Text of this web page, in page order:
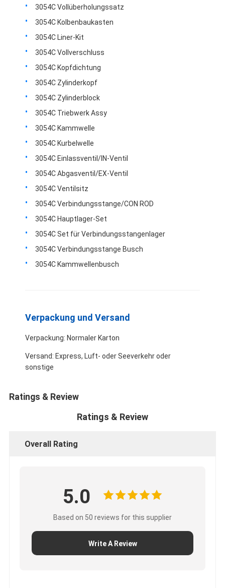
CUMMINS-Motorteile
Teile für John Deere-Motoren
DOOSAN Motorteile
EG VOLVO Motorteile
Isuzu Engine Parts
Hino-Motorteile
YANMAR Motorteile
weichai Maschinenteile
Perkins-Motorteile
3054C Vollüberholungssatz
3054C Kolbenbaukasten
3054C Liner-Kit
3054C Vollverschluss
3054C Kopfdichtung
3054C Zylinderkopf
3054C Zylinderblock
3054C Triebwerk Assy
3054C Kammwelle
3054C Kurbelwelle
3054C Einlassventil/IN-Ventil
3054C Abgasventil/EX-Ventil
3054C Ventilsitz
3054C Verbindungsstange/CON ROD
3054C Hauptlager-Set
3054C Set für Verbindungsstangenlager
3054C Verbindungsstange Busch
3054C Kammwellenbusch
Verpackung und Versand
Verpackung: Normaler Karton
Versand: Express, Luft- oder Seeverkehr oder
sonstige
Ratings & Review
Ratings & Review
Overall Rating
5.0
Based on 50 reviews for this supplier
Write A Review